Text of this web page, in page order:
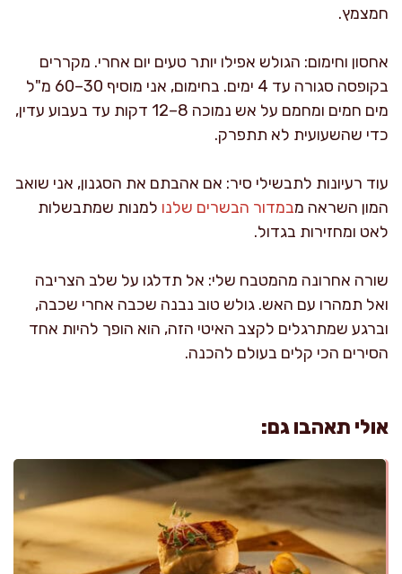
חמצמץ.
אחסון וחימום: הגולש אפילו יותר טעים יום אחרי. מקררים
בקופסה סגורה עד 4 ימים. בחימום, אני מוסיף 30–60 מ"ל
מים חמים ומחמם על אש נמוכה 8–12 דקות עד בעבוע עדין,
כדי שהשעועית לא תתפרק.
עוד רעיונות לתבשילי סיר: אם אהבתם את הסגנון, אני שואב
המון השראה מבמדור הבשרים שלנו למנות שמתבשלות
לאט ומחזירות בגדול.
שורה אחרונה מהמטבח שלי: אל תדלגו על שלב הצריבה
ואל תמהרו עם האש. גולש טוב נבנה שכבה אחרי שכבה,
וברגע שמתרגלים לקצב האיטי הזה, הוא הופך להיות אחד
הסירים הכי קלים בעולם להכנה.
אולי תאהבו גם: